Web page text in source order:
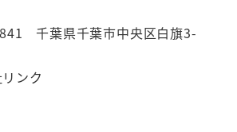
千葉県千葉市中央区白旗3-
ンク